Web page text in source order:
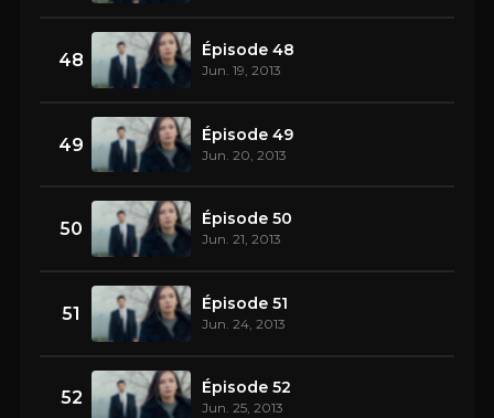
48 Épisode 48
Jun. 19, 2013
49 Épisode 49
Jun. 20, 2013
50 Épisode 50
Jun. 21, 2013
51 Épisode 51
Jun. 24, 2013
52 Épisode 52
Jun. 25, 2013